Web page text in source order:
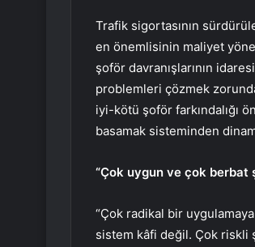
Trafik sigortasının
en önemlisinin maliyet
şoför davranışlarının
problemleri çözmek
iyi-kötü şoför farkındalığı
basamak sisteminden
“Çok uygun ve çok berbat
“Çok radikal bir
sistem kâfi değil. Çok